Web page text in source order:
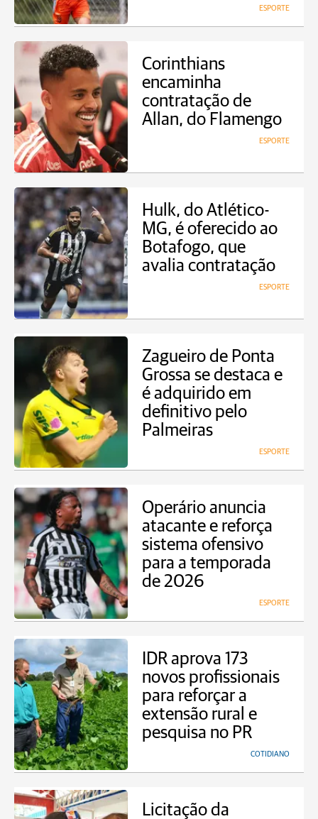
ESPORTE
Corinthians
encaminha
contratação de
Allan, do Flamengo
ESPORTE
Hulk, do Atlético-
MG, é oferecido ao
Botafogo, que
avalia contratação
ESPORTE
Zagueiro de Ponta
Grossa se destaca e
é adquirido em
definitivo pelo
Palmeiras
ESPORTE
Operário anuncia
atacante e reforça
sistema ofensivo
para a temporada
de 2026
ESPORTE
IDR aprova 173
novos profissionais
para reforçar a
extensão rural e
pesquisa no PR
COTIDIANO
Licitação da